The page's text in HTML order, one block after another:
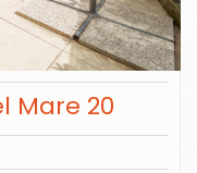
Mare 20